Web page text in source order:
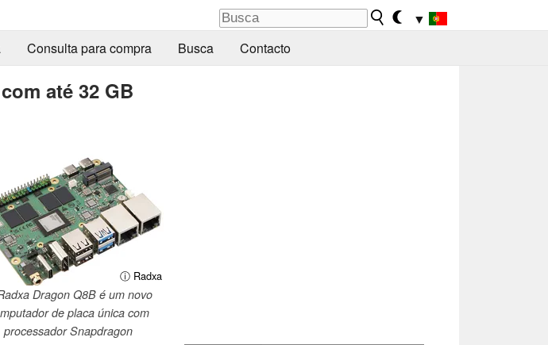
▼
Consulta para compra Busca Contacto
até 32 GB
ⓘ Radxa
Dragon Q8B é um novo
de placa única com
processador Snapdragon